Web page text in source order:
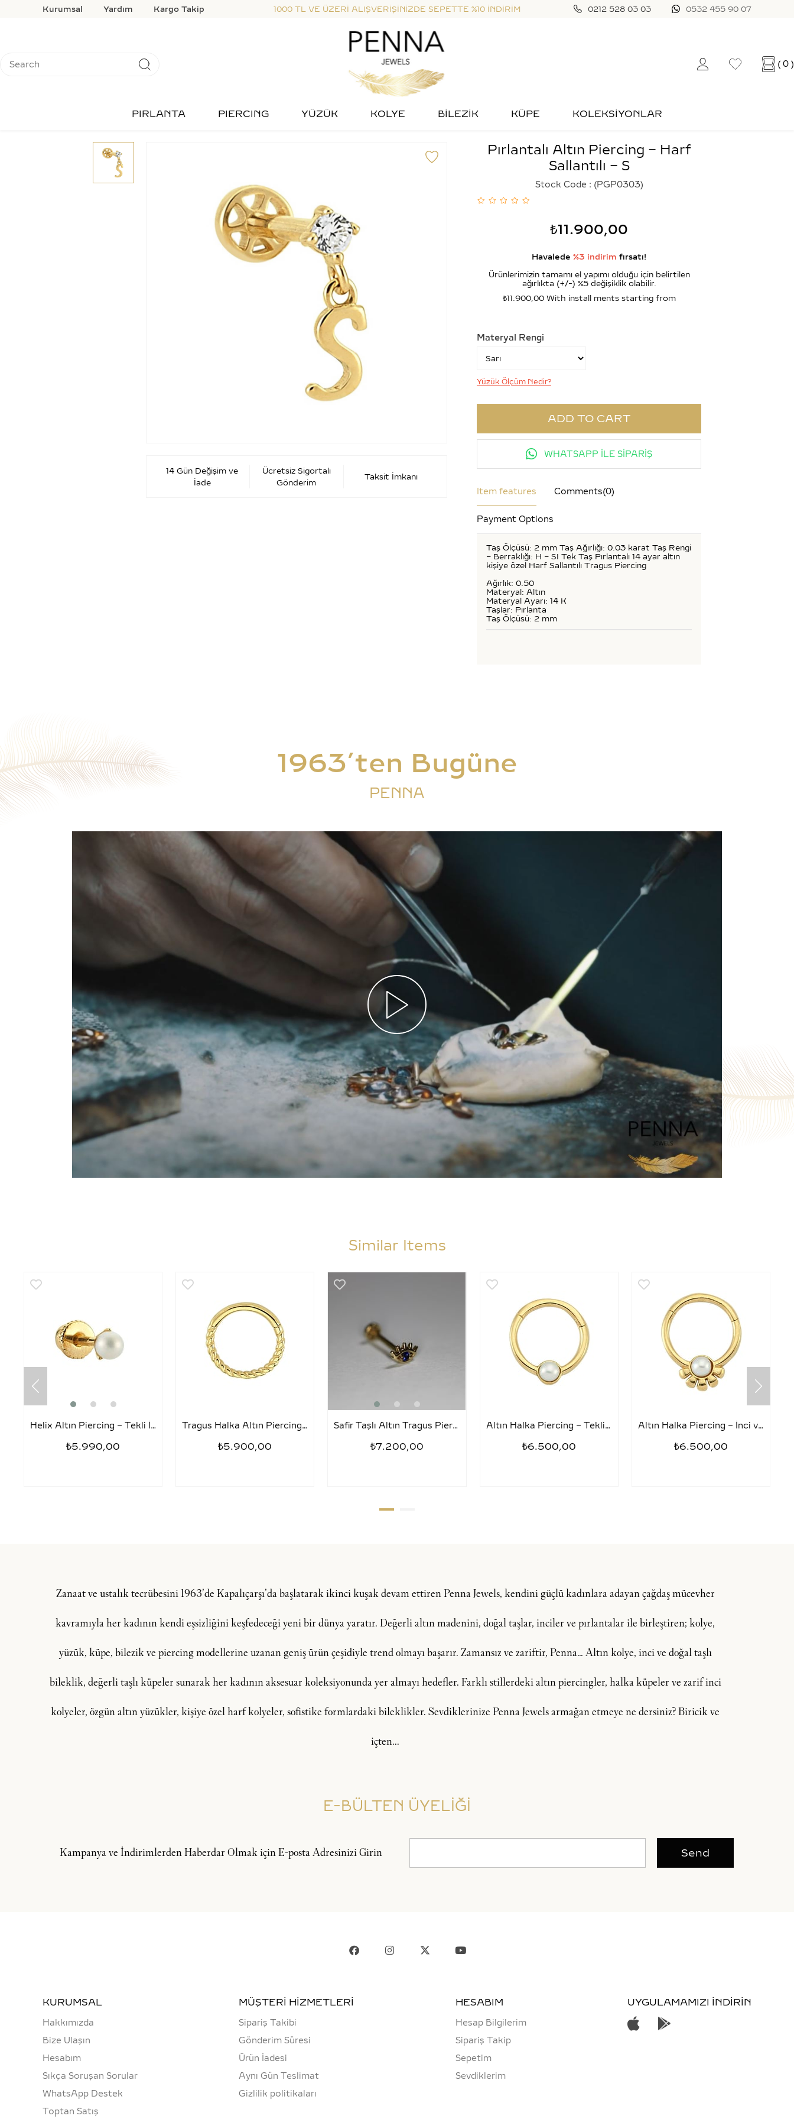
Kurumsal Yardım Kargo Takip 1000 TL VE ÜZERİ ALIŞVERİŞİNİZDE SEPETTE %10 İNDİRİM 0212 528 03 03 0532 455 90 07
0
PIRLANTA PIERCING YÜZÜK KOLYE BİLEZİK KÜPE KOLEKSİYONLAR
14 Gün Değişim ve
İade
Ücretsiz Sigortalı
Gönderim
Taksit İmkanı
Pırlantalı Altın Piercing – Harf
Sallantılı – S
Stock Code (PGP0303)
₺11.900,00
Havalede %3 indirim fırsatı!
Ürünlerimizin tamamı el yapımı olduğu için belirtilen
ağırlıkta (+/-) %5 değişiklik olabilir.
₺11.900,00 With install ments starting from
Materyal Rengi
Yüzük Ölçüm Nedir?
WHATSAPP İLE SİPARİŞ
Item features Comments(0)
Payment Options
Taş Ölçüsü: 2 mm Taş Ağırlığı: 0.03 karat Taş Rengi
– Berraklığı: H – SI Tek Taş Pırlantalı 14 ayar altın
kişiye özel Harf Sallantılı Tragus Piercing
Ağırlık: 0.50
Materyal: Altın
Materyal Ayarı: 14 K
Taşlar: Pırlanta
Taş Ölçüsü: 2 mm
1963’ten Bugüne
PENNA
Similar Items
Helix Altın Piercing – Tekli İnci
₺5.990,00
Tragus Halka Altın Piercing – Sezar
₺5.900,00
Safir Taşlı Altın Tragus Piercing – Kirpik
₺7.200,00
Altın Halka Piercing – Tekli İnci
₺6.500,00
Altın Halka Piercing – İnci ve Yarım Papatya
₺6.500,00
Zanaat ve ustalık tecrübesini 1963’de Kapalıçarşı’da başlatarak ikinci kuşak devam ettiren Penna Jewels, kendini güçlü kadınlara adayan çağdaş mücevher
kavramıyla her kadının kendi eşsizliğini keşfedeceği yeni bir dünya yaratır. Değerli altın madenini, doğal taşlar, inciler ve pırlantalar ile birleştiren; kolye,
yüzük, küpe, bilezik ve piercing modellerine uzanan geniş ürün çeşidiyle trend olmayı başarır. Zamansız ve zariftir, Penna… Altın kolye, inci ve doğal taşlı
bileklik, değerli taşlı küpeler sunarak her kadının aksesuar koleksiyonunda yer almayı hedefler. Farklı stillerdeki altın piercingler, halka küpeler ve zarif inci
kolyeler, özgün altın yüzükler, kişiye özel harf kolyeler, sofistike formlardaki bileklikler. Sevdiklerinize Penna Jewels armağan etmeye ne dersiniz? Biricik ve
içten...
E-BÜLTEN ÜYELİĞİ
Kampanya ve İndirimlerden Haberdar Olmak için E-posta Adresinizi Girin Send
KURUMSAL
Hakkımızda
Bize Ulaşın
Hesabım
Sıkça Soruşan Sorular
WhatsApp Destek
Toptan Satış
MÜŞTERİ HİZMETLERİ
Sipariş Takibi
Gönderim Süresi
Ürün İadesi
Aynı Gün Teslimat
Gizlilik politikaları
HESABIM
Hesap Bilgilerim
Sipariş Takip
Sepetim
Sevdiklerim
UYGULAMAMIZI İNDİRİN